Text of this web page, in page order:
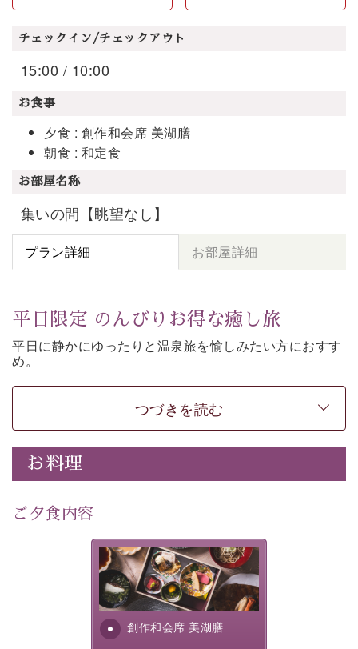
チェックイン/チェックアウト
15:00 / 10:00
お食事
夕食 : 創作和会席 美湖膳
朝食 : 和定食
お部屋名称
集いの間【眺望なし】
プラン詳細 お部屋詳細
平日限定 のんびりお得な癒し旅
平日に静かにゆったりと温泉旅を愉しみたい方におすす
め。
い。
どなたでもお得にご予約できます。
-----------【安心への取り組み】----------
個室料亭、貸切風呂のご利用が可能な上、 安心安全にご
滞在いただけるよう
徹底した衛生管理を行っております。
---------------------------------------------
【公式限定価格】 通常料金よりお一人様1100円引き
・朝夕個室料亭で個室食
つづきを読む
お料理
ご夕食内容
創作和会席 美湖膳
美湖膳とは諏訪の地で特別を
提供する為に料理長・神原 裕
明が考え出した創作和会席で
す。美しい諏訪湖の幸...